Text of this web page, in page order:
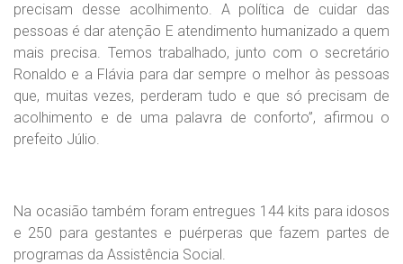
precisam desse acolhimento. A política de cuidar das
pessoas é dar atenção E atendimento humanizado a quem
mais precisa. Temos trabalhado, junto com o secretário
Ronaldo e a Flávia para dar sempre o melhor às pessoas
que, muitas vezes, perderam tudo e que só precisam de
acolhimento e de uma palavra de conforto”, afirmou o
prefeito Júlio.
Na ocasião também foram entregues 144 kits para idosos
e 250 para gestantes e puérperas que fazem partes de
programas da Assistência Social.